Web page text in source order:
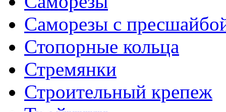
Саморезы с
Стопорные кольца
Стремянки
Строительный крепеж